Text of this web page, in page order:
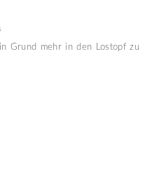
Grund mehr in den Lostopf zu